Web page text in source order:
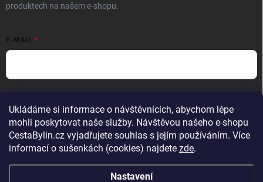
Ukládáme si informace o návštěvnících, abychom lépe
mohli poskytovat naše služby. Návštěvou našeho e-shopu
CestaBylin.cz vyjadřujete souhlas s jejím používáním. Více
informací o sušenkách (cookies) najdete zde.
Nastavení
produktech na našem e-shopu.
E-MAIL
Přihlásit se